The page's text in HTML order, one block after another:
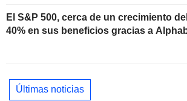
El S&P 500, cerca de un crecimiento del
40% en sus beneficios gracias a
Últimas noticias